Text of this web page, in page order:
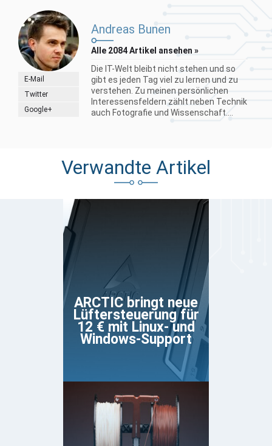
E-Mail
Twitter
Google+
Andreas Bunen
Alle 2084 Artikel ansehen »
Die IT-Welt bleibt nicht stehen und so
gibt es jeden Tag viel zu lernen und zu
verstehen. Zu meinen persönlichen
Interessensfeldern zählt neben Technik
auch Fotografie und Wissenschaft....
Verwandte Artikel
ARCTIC bringt neue
Lüftersteuerung für
12 € mit Linux- und
Windows-Support